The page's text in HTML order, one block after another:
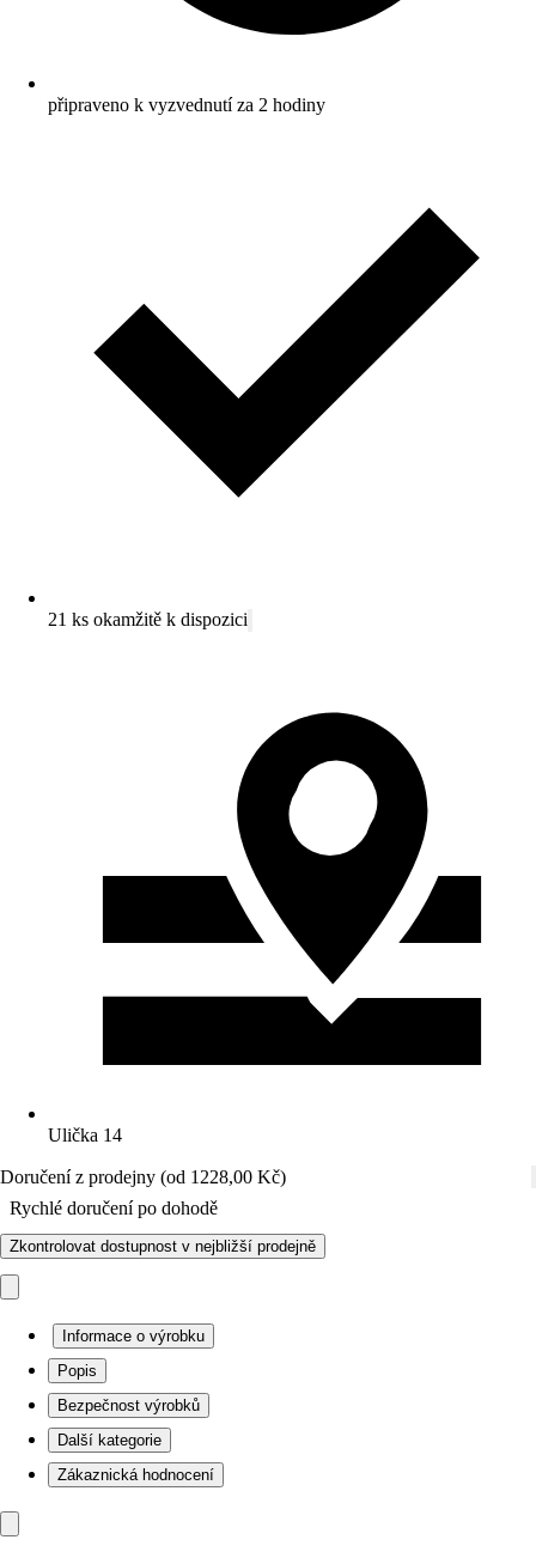
připraveno k vyzvednutí za 2 hodiny
21 ks okamžitě k dispozici
Ulička 14
Doručení z prodejny (od 1228,00 Kč)
Rychlé doručení po dohodě
Zkontrolovat dostupnost v nejbližší prodejně
Informace o výrobku
Popis
Bezpečnost výrobků
Další kategorie
Zákaznická hodnocení